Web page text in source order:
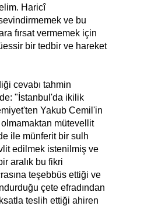
Haricî
ve bu
fırsat vermemek için
bir tedbir ve hareket
cevabı tahmin
"İstanbul'da ikilik
Yakub Cemil'in
olmamaktan mütevellit
ile münferit bir sulh
edilmek istenilmiş ve
aralık bu fikri
teşebbüs ettiği ve
çete efradından
teslih ettiği ahiren